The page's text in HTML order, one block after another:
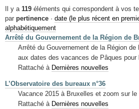
Etudes et publications
Mots-clés
Renseignements urbanistiques
Il y a 119 éléments qui correspondent à vos
par pertinence · date (le plus récent en
alphabétiquement
Arrêté du Gouvernement de la Région de
Arrêté du Gouvernement de la Région
aux dates des vacances de Pâques pour
Rattaché à Dernières nouvelles
L’Observatoire des bureaux n°36
Vacance 2015 à Bruxelles et zoom sur le
Rattaché à Dernières nouvelles